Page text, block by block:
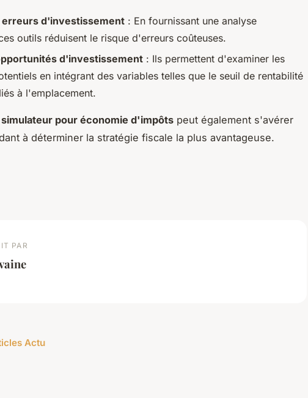
erreurs d'investissement : En fournissant une analyse
outils réduisent le risque d'erreurs coûteuses.
d'investissement : Ils permettent d'examiner les
en intégrant des variables telles que le seuil de rentabilité
à l'emplacement.
simulateur pour économie d'impôts peut également s'avérer
à déterminer la stratégie fiscale la plus avantageuse.
PAR
Actu